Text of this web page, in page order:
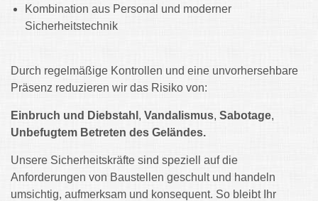
Kombination aus Personal und moderner
Sicherheitstechnik
Durch regelmäßige Kontrollen und eine unvorhersehbare
Präsenz reduzieren wir das Risiko von:
Einbruch und Diebstahl , Vandalismus, Sabotage,
Unbefugtem Betreten des Geländes.
Unsere Sicherheitskräfte sind speziell auf die
Anforderungen von Baustellen geschult und handeln
umsichtig, aufmerksam und konsequent. So bleibt Ihr